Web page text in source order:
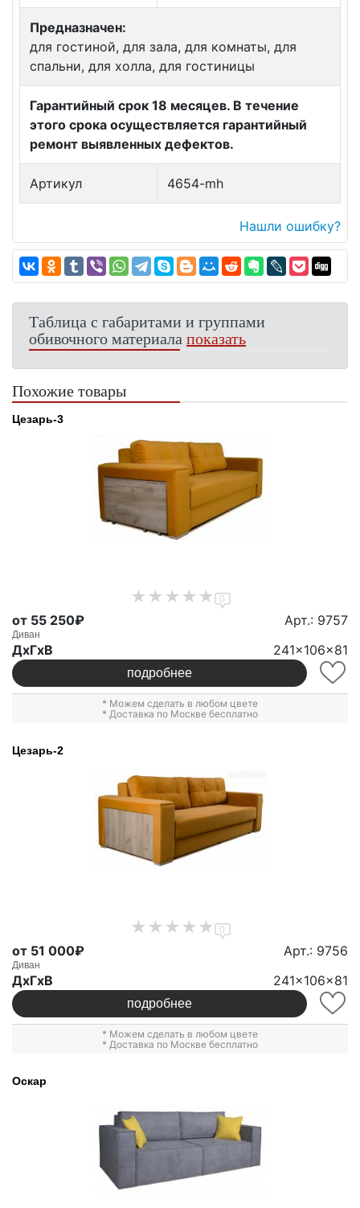
Предназначен:
для гостиной, для зала, для комнаты, для
спальни, для холла, для гостиницы
Гарантийный срок 18 месяцев. В течение
этого срока осуществляется гарантийный
ремонт выявленных дефектов.
Артикул 4654-mh
Нашли ошибку?
Таблица с габаритами и группами
обивочного материалапоказать
Похожие товары
Цезарь-3
0
от 55 250₽ Арт.: 9757
Диван
ДxГxВ 241x106x81
подробнее
* Можем сделать в любом цвете
* Доставка по Москве бесплатно
Цезарь-2
0
от 51 000₽ Арт.: 9756
Диван
ДxГxВ 241x106x81
подробнее
* Можем сделать в любом цвете
* Доставка по Москве бесплатно
Оскар